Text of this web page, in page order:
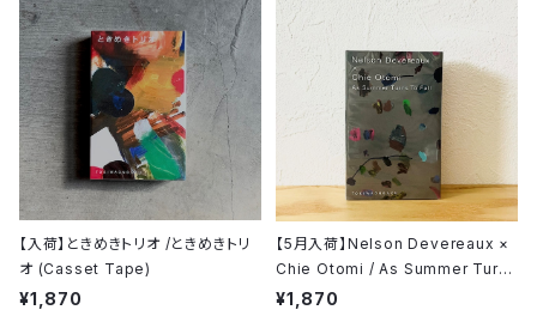
electronica
【入荷】ときめきトリオ /ときめきトリ
オ (Casset Tape)
¥1,870
【5月入荷】Nelson Devereaux ×
Chie Otomi / As Summer Turns
To Fall (cassette tape)
¥1,870